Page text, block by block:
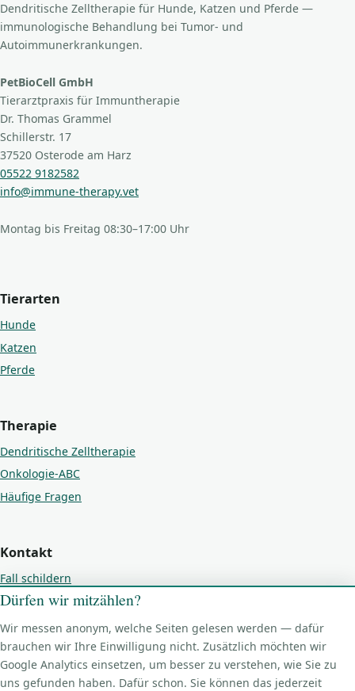
Dendritische Zelltherapie für Hunde, Katzen und Pferde —
immunologische Behandlung bei Tumor- und
Autoimmunerkrankungen.
PetBioCell GmbH
Tierarztpraxis für Immuntherapie
Dr. Thomas Grammel
Schillerstr. 17
37520 Osterode am Harz
05522 9182582
info@immune-therapy.vet
Montag bis Freitag 08:30–17:00 Uhr
Tierarten
Hunde
Katzen
Pferde
Therapie
Dendritische Zelltherapie
Onkologie-ABC
Häufige Fragen
Kontakt
Fall schildern
Kontakt
Impressum
Datenschutz
Cookie-Einstellungen
Dürfen wir mitzählen?
Wir messen anonym, welche Seiten gelesen werden — dafür
brauchen wir Ihre Einwilligung nicht. Zusätzlich möchten wir
Google Analytics einsetzen, um besser zu verstehen, wie Sie zu
uns gefunden haben. Dafür schon. Sie können das jederzeit